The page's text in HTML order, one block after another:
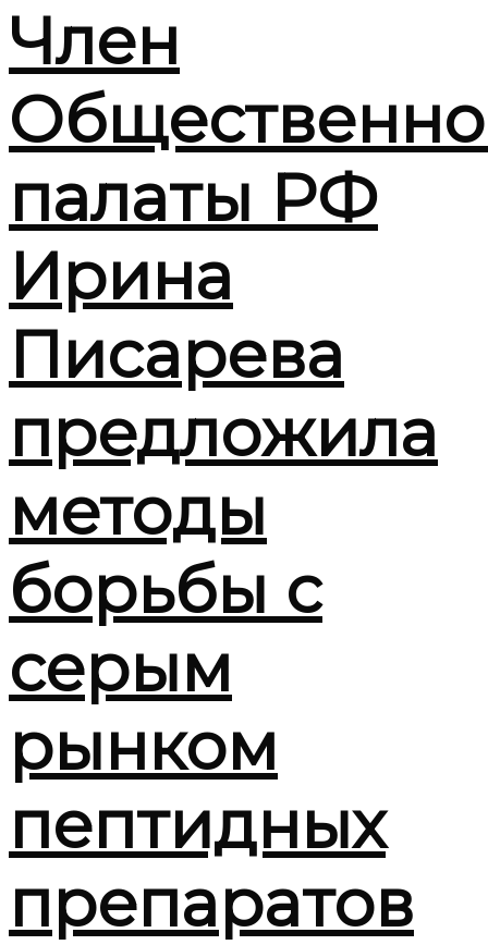
Член
палаты РФ
Ирина
Писарева
предложила
методы
борьбы с
серым
рынком
пептидных
препаратов